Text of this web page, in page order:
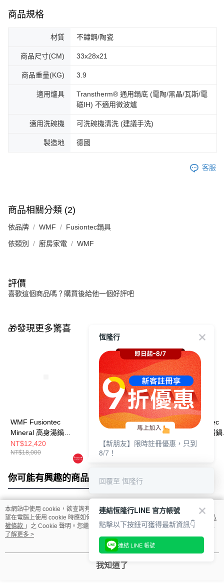
商品規格
材質 不鏽鋼/陶瓷
商品尺寸(CM) 33x28x21
商品重量(KG) 3.9
適用爐具
Transtherm® 通用鍋底 (電陶/黑晶/瓦斯/電
磁IH) 不適用微波爐
適用洗碗機 可洗碗機清洗 (建議手洗)
製造地 德國
客服
商品相關分類 (2)
依品牌 WMF Fusiontec鍋具
依類別 廚房家電 WMF
評價
喜歡這個商品嗎？購買後給他一個好評吧
🎁發現更多驚喜
WMF Fusiontec
Mineral 高身湯鍋
24cm 6.4L (鉑金色)
NT$12,420
NT$18,000
WMF Fusiontec
Mineral 低身湯鍋
24cm 4.4L (鉑金色)
NT$10,620
NT$15,000
WMF Fusiontec
Mineral 低身湯鍋
24cm 4.4L (銅金
NT$10,620
你可能有興趣的商品 全站排行
熱門標籤
本網站中使用 cookie，欲查詢有關本網站使用 cookie 方式之詳情，及若您不希
望在電腦上使用 cookie 時應如何變更電腦的 cookie 設定，請參閱本網站「
隱私
權條款 」之 Cookie 聲明。您繼續使用本網站即表示您同意本公司得按本網站使
用條款之 Cookie 聲明使用 cookie。
了解更多 >
我知道了
恆隆行
【新朋友】限時註冊優惠，只到
8/7！
回覆至 恆隆行
連結恆隆行LINE 官方帳號
點擊以下按鈕可獲得最新資訊👇
連結 LINE 帳號